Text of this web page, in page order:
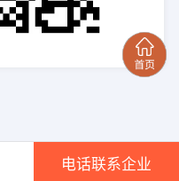
电话联系企业